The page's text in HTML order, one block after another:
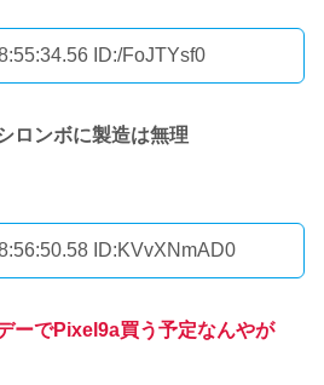
ID:/FoJTYsf0
ロンボに製造は無理
ID:KVvXNmAD0
ーでPixel9a買う予定なんやが